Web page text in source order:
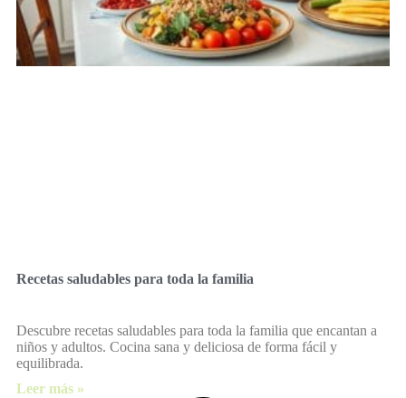
Recetas saludables para toda la familia
Descubre recetas saludables para toda la familia que encantan a
niños y adultos. Cocina sana y deliciosa de forma fácil y
equilibrada.
Leer más »